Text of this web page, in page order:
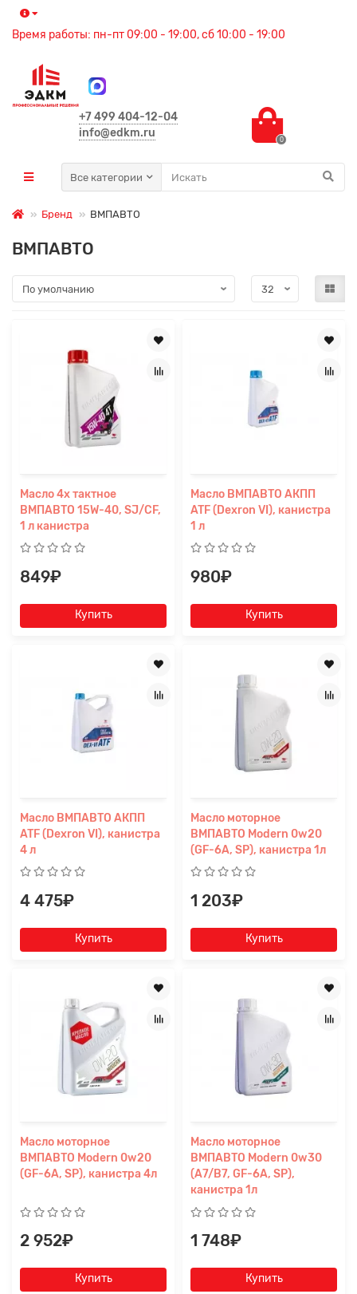
Время работы: пн-пт 09:00 - 19:00, сб 10:00 - 19:00
+7 499 404-12-04
info@edkm.ru
0
Все категории
Бренд ВМПАВТО
ВМПАВТО
Масло 4х тактное
ВМПАВТО 15W-40, SJ/CF,
1 л канистра
849₽
Купить
Масло ВМПАВТО АКПП
ATF (Dexron VI), канистра
1 л
980₽
Купить
Масло ВМПАВТО АКПП
ATF (Dexron VI), канистра
4 л
4 475₽
Купить
Масло моторное
ВМПАВТО Modern 0w20
(GF-6A, SP), канистра 1л
1 203₽
Купить
Масло моторное
ВМПАВТО Modern 0w20
(GF-6A, SP), канистра 4л
2 952₽
Купить
Масло моторное
ВМПАВТО Modern 0w30
(A7/B7, GF-6A, SP),
канистра 1л
1 748₽
Купить